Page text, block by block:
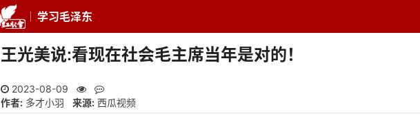
学习毛泽东
推荐 最新 专题中心 学者专栏 排行榜 周刊
王光美说:看现在社会毛主席当年是对的！
2023-08-09
作者: 多才小羽 来源: 西瓜视频